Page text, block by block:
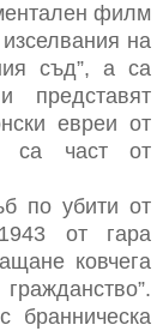
филм
на
съд”, а са
евреи от
са част от
по убити от
от гара
ковчега
бранническа